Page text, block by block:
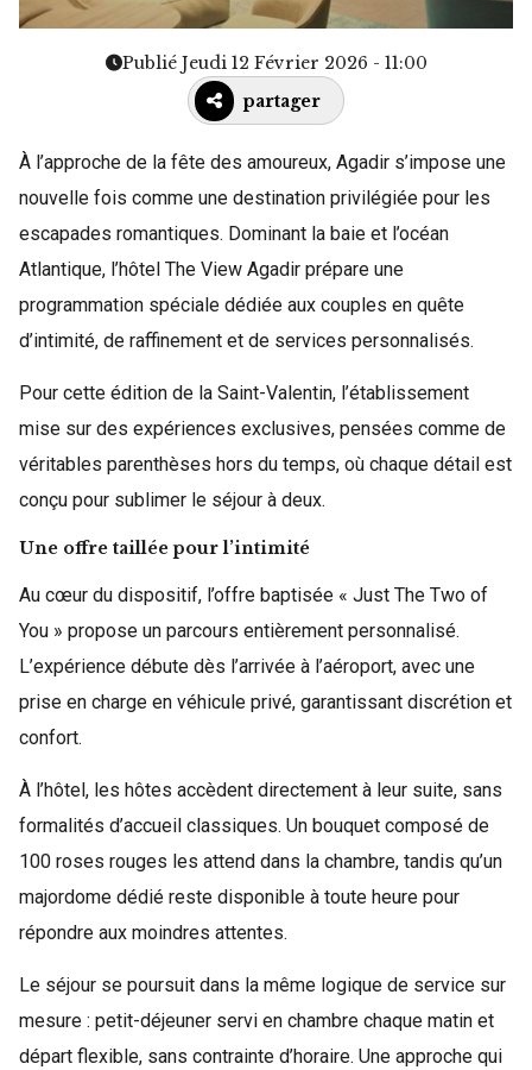
Publié Jeudi 12 Février 2026 - 11:00
partager
À l’approche de la fête des amoureux, Agadir s’impose une
nouvelle fois comme une destination privilégiée pour les
escapades romantiques. Dominant la baie et l’océan
Atlantique, l’hôtel The View Agadir prépare une
programmation spéciale dédiée aux couples en quête
d’intimité, de raffinement et de services personnalisés.
Pour cette édition de la Saint-Valentin, l’établissement
mise sur des expériences exclusives, pensées comme de
véritables parenthèses hors du temps, où chaque détail est
conçu pour sublimer le séjour à deux.
Une offre taillée pour l’intimité
Au cœur du dispositif, l’offre baptisée « Just The Two of
You » propose un parcours entièrement personnalisé.
L’expérience débute dès l’arrivée à l’aéroport, avec une
prise en charge en véhicule privé, garantissant discrétion et
confort.
À l’hôtel, les hôtes accèdent directement à leur suite, sans
formalités d’accueil classiques. Un bouquet composé de
100 roses rouges les attend dans la chambre, tandis qu’un
majordome dédié reste disponible à toute heure pour
répondre aux moindres attentes.
Le séjour se poursuit dans la même logique de service sur
mesure : petit-déjeuner servi en chambre chaque matin et
départ flexible, sans contrainte d’horaire. Une approche qui